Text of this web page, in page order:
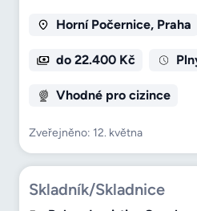
Horní Počernice, Praha
do 22.400 Kč
Vhodné pro cizince
Zveřejněno: 12. května
Skladník/Skladnice